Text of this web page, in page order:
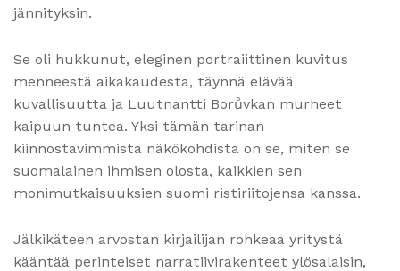
jännityksin.
Se oli hukkunut, eleginen portraiittinen kuvitus
menneestä aikakaudesta, täynnä elävää
kuvallisuutta ja Luutnantti Borůvkan murheet
kaipuun tuntea. Yksi tämän tarinan
kiinnostavimmista näkökohdista on se, miten se
suomalainen ihmisen olosta, kaikkien sen
monimutkaisuuksien suomi ristiriitojensa kanssa.
Jälkikäteen arvostan kirjailijan rohkeaa yritystä
kääntää perinteiset narratiivirakenteet ylösalaisin,